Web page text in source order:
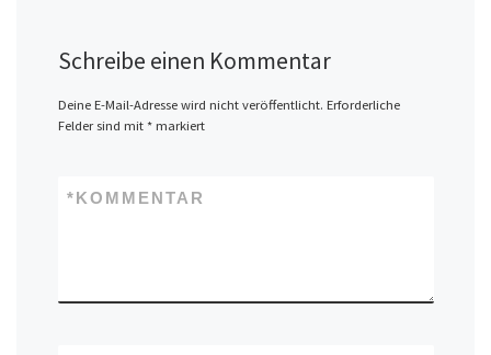
Schreibe einen Kommentar
Deine E-Mail-Adresse wird nicht veröffentlicht. Erforderliche
Felder sind mit *markiert
KOMMENTAR
*